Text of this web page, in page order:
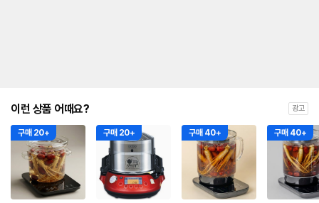
이런 상품 어때요? 광고
구매 20+ 구매 20+ 구매 40+ 구매 40+